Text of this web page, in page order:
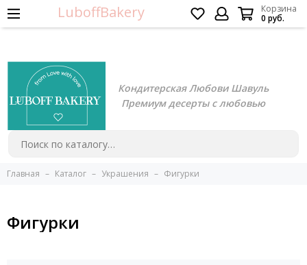
Кондитерская Любови Шавуль
Премиум десерты с любовью
LuboffBakery
Корзина
0 руб.
Главная Каталог Украшения Фигурки
Фигурки